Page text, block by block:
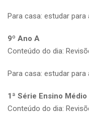
Para casa: estudar para
9º Ano A
Conteúdo do dia:
Para casa: estudar para
1ª Série Ensino Médio
Conteúdo do dia: